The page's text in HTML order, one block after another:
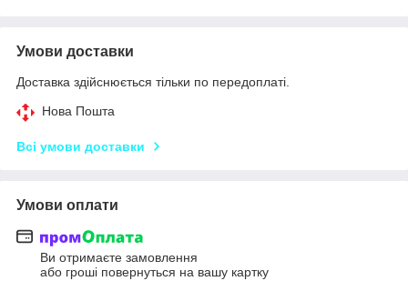
Умови доставки
Доставка здійснюється тільки по передоплаті.
Нова Пошта
Всі умови доставки
Умови оплати
Ви отримаєте замовлення
або гроші повернуться на вашу картку